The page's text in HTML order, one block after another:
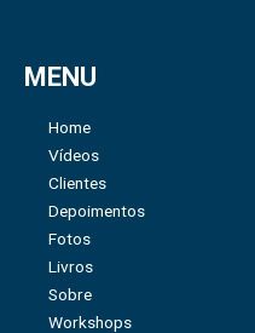
MENU
Home
Vídeos
Clientes
Depoimentos
Fotos
Livros
Sobre
Workshops